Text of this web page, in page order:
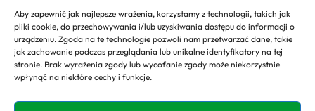
Aby zapewnić jak najlepsze wrażenia, korzystamy z technologii, takich jak
pliki cookie, do przechowywania i/lub uzyskiwania dostępu do informacji o
urządzeniu. Zgoda na te technologie pozwoli nam przetwarzać dane, takie
jak zachowanie podczas przeglądania lub unikalne identyfikatory na tej
stronie. Brak wyrażenia zgody lub wycofanie zgody może niekorzystnie
wpłynąć na niektóre cechy i funkcje.
PREVIOUS
Ogród zimowy na tarasie – Stwórz Swoją Oazę
NEXT
Pomysły na Obrzeża Ogrodowe – Twoje Inspiracje